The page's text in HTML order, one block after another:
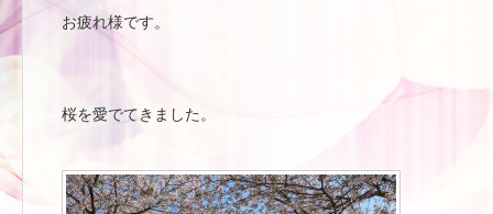
お疲れ様です。
桜を愛でてきました。